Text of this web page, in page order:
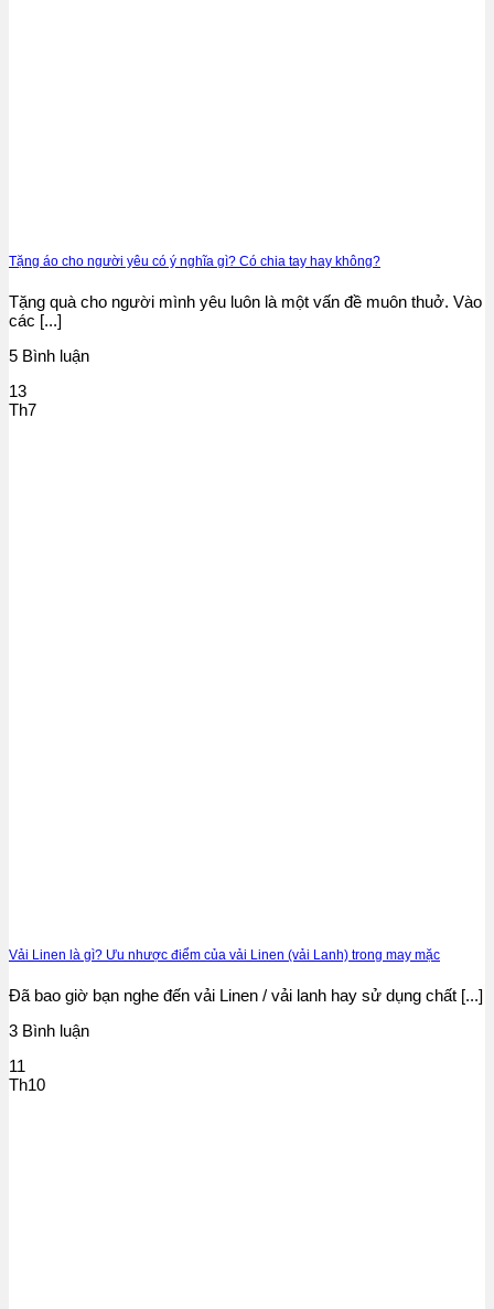
Tặng áo cho người yêu có ý nghĩa gì? Có chia tay hay không?
Tặng quà cho người mình yêu luôn là một vấn đề muôn thuở. Vào
các [...]
5 Bình luận
13
Th7
Vải Linen là gì? Ưu nhược điểm của vải Linen (vải Lanh) trong may mặc
Đã bao giờ bạn nghe đến vải Linen / vải lanh hay sử dụng chất [...]
3 Bình luận
11
Th10